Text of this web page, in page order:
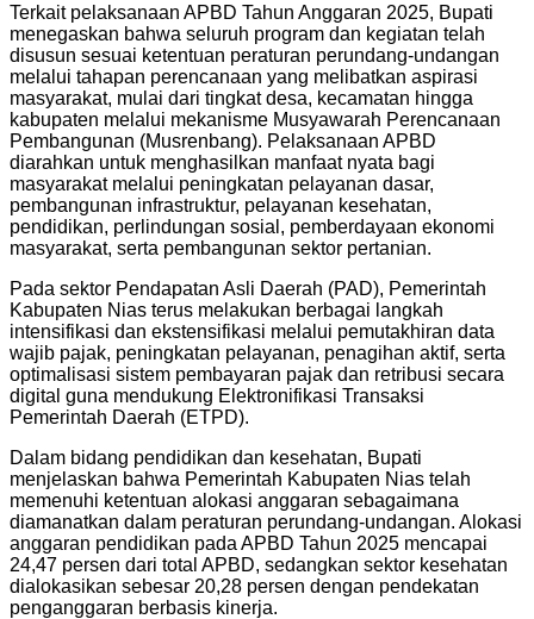
Terkait pelaksanaan APBD Tahun Anggaran 2025, Bupati
menegaskan bahwa seluruh program dan kegiatan telah
disusun sesuai ketentuan peraturan perundang-undangan
melalui tahapan perencanaan yang melibatkan aspirasi
masyarakat, mulai dari tingkat desa, kecamatan hingga
kabupaten melalui mekanisme Musyawarah Perencanaan
Pembangunan (Musrenbang). Pelaksanaan APBD
diarahkan untuk menghasilkan manfaat nyata bagi
masyarakat melalui peningkatan pelayanan dasar,
pembangunan infrastruktur, pelayanan kesehatan,
pendidikan, perlindungan sosial, pemberdayaan ekonomi
masyarakat, serta pembangunan sektor pertanian.
Pada sektor Pendapatan Asli Daerah (PAD), Pemerintah
Kabupaten Nias terus melakukan berbagai langkah
intensifikasi dan ekstensifikasi melalui pemutakhiran data
wajib pajak, peningkatan pelayanan, penagihan aktif, serta
optimalisasi sistem pembayaran pajak dan retribusi secara
digital guna mendukung Elektronifikasi Transaksi
Pemerintah Daerah (ETPD).
Dalam bidang pendidikan dan kesehatan, Bupati
menjelaskan bahwa Pemerintah Kabupaten Nias telah
memenuhi ketentuan alokasi anggaran sebagaimana
diamanatkan dalam peraturan perundang-undangan. Alokasi
anggaran pendidikan pada APBD Tahun 2025 mencapai
24,47 persen dari total APBD, sedangkan sektor kesehatan
dialokasikan sebesar 20,28 persen dengan pendekatan
penganggaran berbasis kinerja.